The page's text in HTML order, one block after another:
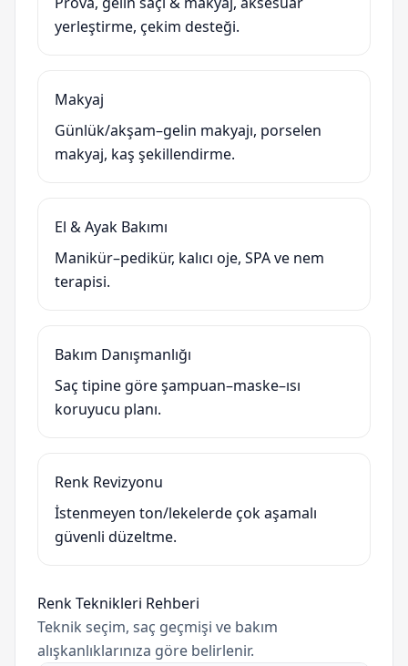
yerleştirme, çekim desteği.
Makyaj
Günlük/akşam–gelin makyajı, porselen
makyaj, kaş şekillendirme.
El & Ayak Bakımı
Manikür–pedikür, kalıcı oje, SPA ve nem
terapisi.
Bakım Danışmanlığı
Saç tipine göre şampuan–maske–ısı
koruyucu planı.
Renk Revizyonu
İstenmeyen ton/lekelerde çok aşamalı
güvenli düzeltme.
Renk Teknikleri Rehberi
Teknik seçim, saç geçmişi ve bakım
alışkanlıklarınıza göre belirlenir.